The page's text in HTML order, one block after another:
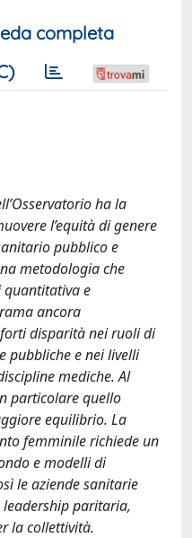
completa
ha la
l’equità di genere
pubblico e
metodologia che
e
ancora
disparità nei ruoli di
pubbliche e nei livelli
mediche. Al
particolare quello
equilibrio. La
femminile richiede un
e modelli di
le aziende sanitarie
paritaria,
la collettività.